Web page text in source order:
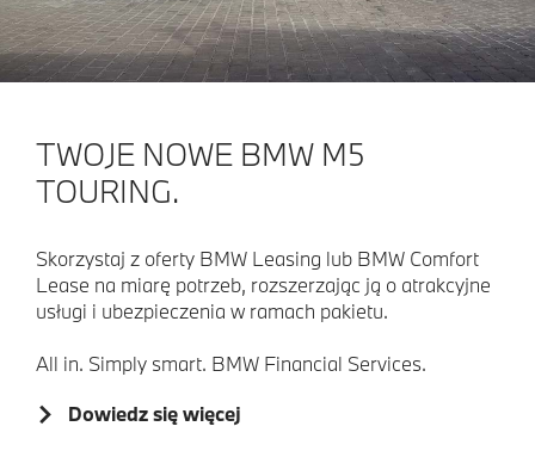
TWOJE NOWE BMW M5
TOURING.
Skorzystaj z oferty BMW Leasing lub BMW Comfort
Lease na miarę potrzeb, rozszerzając ją o atrakcyjne
usługi i ubezpieczenia w ramach pakietu.
All in. Simply smart. BMW Financial Services.
Dowiedz się więcej